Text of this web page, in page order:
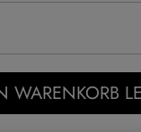
WARENKORB